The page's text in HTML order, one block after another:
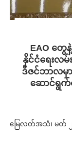
EAO တွေ
နိုင်ငံရေးလမ်
ဒီဇင်ဘာလမှ
ဆောင်ရွက်
မြေလတ်အသံ၊ မတ် ၂